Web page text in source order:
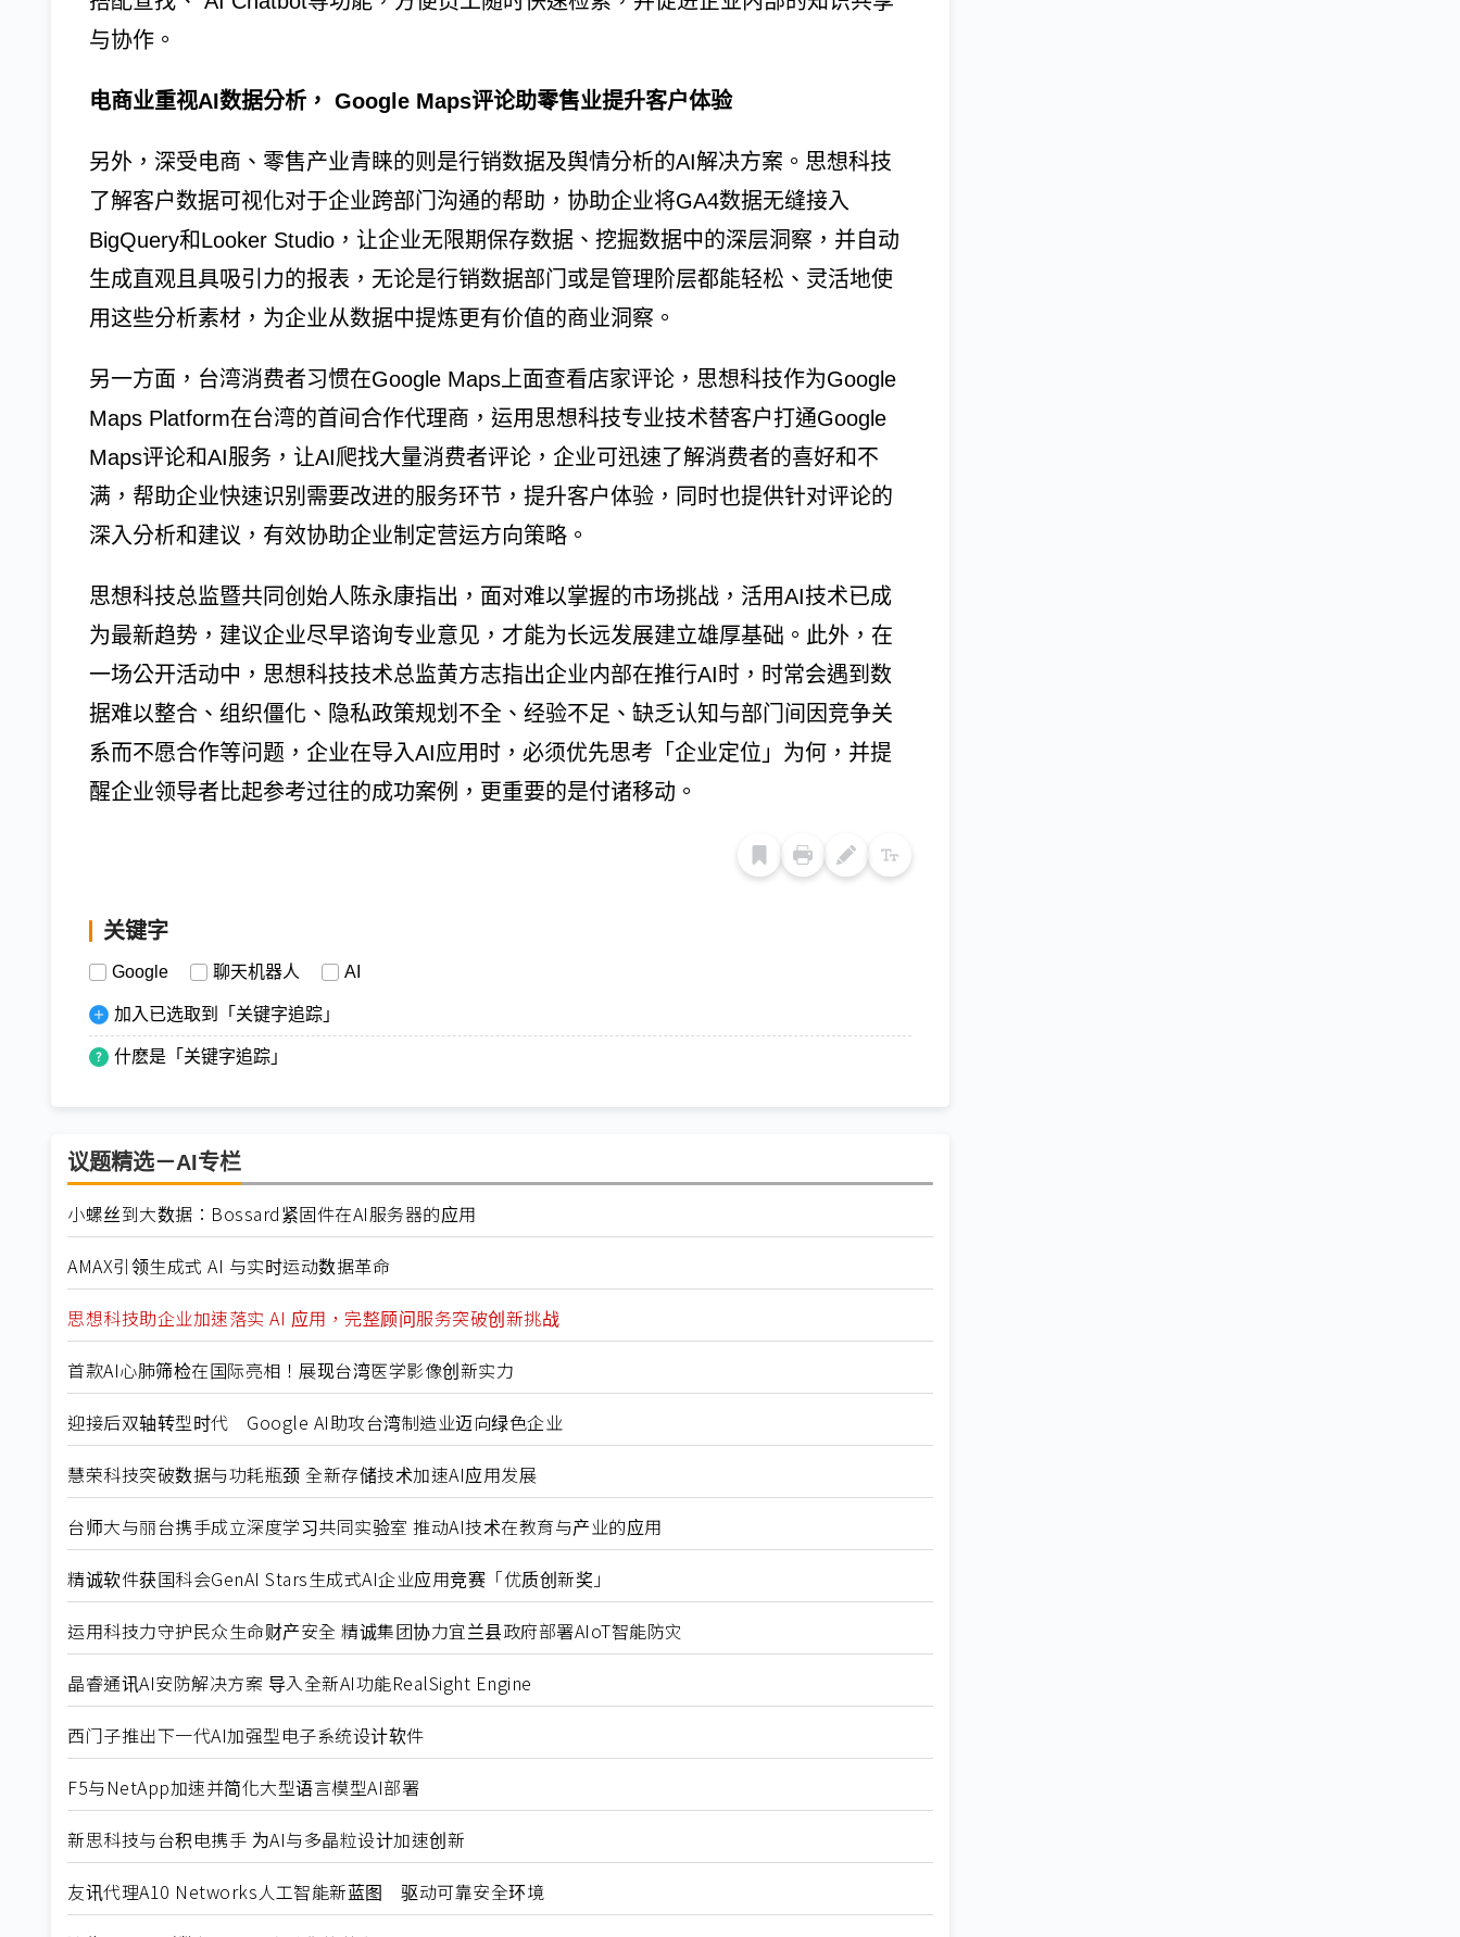
与协作。
电商业重视AI数据分析， Google Maps评论助零售业提升客户体验
另外，深受电商、零售产业青睐的则是行销数据及舆情分析的AI解决方案。思想科技
了解客户数据可视化对于企业跨部门沟通的帮助，协助企业将GA4数据无缝接入
BigQuery和Looker Studio，让企业无限期保存数据、挖掘数据中的深层洞察，并自动
生成直观且具吸引力的报表，无论是行销数据部门或是管理阶层都能轻松、灵活地使
用这些分析素材，为企业从数据中提炼更有价值的商业洞察。
另一方面，台湾消费者习惯在Google Maps上面查看店家评论，思想科技作为Google
Maps Platform在台湾的首间合作代理商，运用思想科技专业技术替客户打通Google
Maps评论和AI服务，让AI爬找大量消费者评论，企业可迅速了解消费者的喜好和不
满，帮助企业快速识别需要改进的服务环节，提升客户体验，同时也提供针对评论的
深入分析和建议，有效协助企业制定营运方向策略。
思想科技总监暨共同创始人陈永康指出，面对难以掌握的市场挑战，活用AI技术已成
为最新趋势，建议企业尽早谘询专业意见，才能为长远发展建立雄厚基础。此外，在
一场公开活动中，思想科技技术总监黄方志指出企业内部在推行AI时，时常会遇到数
据难以整合、组织僵化、隐私政策规划不全、经验不足、缺乏认知与部门间因竞争关
系而不愿合作等问题，企业在导入AI应用时，必须优先思考「企业定位」为何，并提
醒企业领导者比起参考过往的成功案例，更重要的是付诸移动。
关键字
Google 聊天机器人 AI
加入已选取到「关键字追踪」
什麽是「关键字追踪」
议题精选－AI专栏
小螺丝到大数据：Bossard紧固件在AI服务器的应用
AMAX引领生成式 AI 与实时运动数据革命
思想科技助企业加速落实 AI 应用，完整顾问服务突破创新挑战
首款AI心肺筛检在国际亮相！展现台湾医学影像创新实力
迎接后双轴转型时代 Google AI助攻台湾制造业迈向绿色企业
慧荣科技突破数据与功耗瓶颈 全新存储技术加速AI应用发展
台师大与丽台携手成立深度学习共同实验室 推动AI技术在教育与产业的应用
精诚软件获国科会GenAI Stars生成式AI企业应用竞赛「优质创新奖」
运用科技力守护民众生命财产安全 精诚集团协力宜兰县政府部署AIoT智能防灾
晶睿通讯AI安防解决方案 导入全新AI功能RealSight Engine
西门子推出下一代AI加强型电子系统设计软件
F5与NetApp加速并简化大型语言模型AI部署
新思科技与台积电携手 为AI与多晶粒设计加速创新
友讯代理A10 Networks人工智能新蓝图 驱动可靠安全环境